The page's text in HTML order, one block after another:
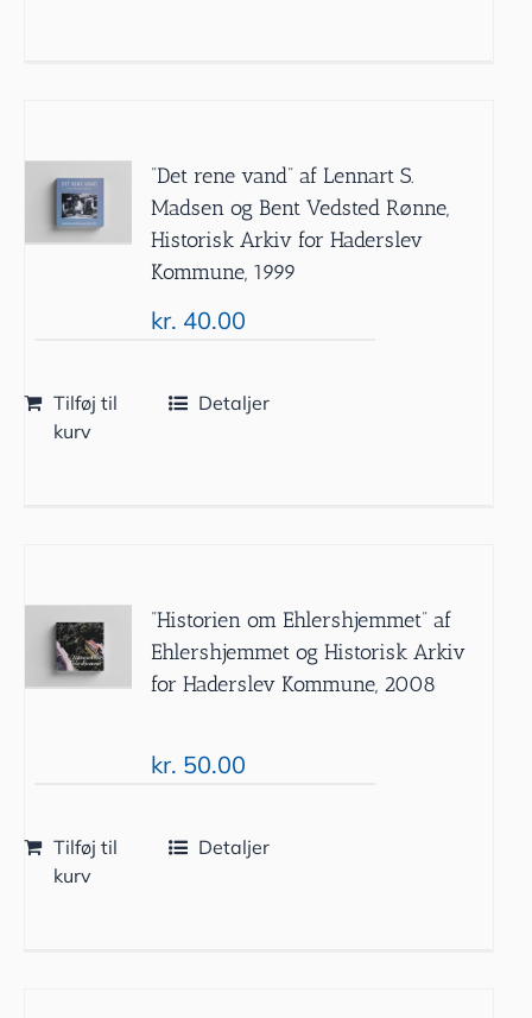
”Det rene vand” af Lennart S.
Madsen og Bent Vedsted Rønne,
Historisk Arkiv for Haderslev
Kommune, 1999
kr. 40.00
Tilføj til
kurv
Detaljer
”Historien om Ehlershjemmet” af
Ehlershjemmet og Historisk Arkiv
for Haderslev Kommune, 2008
kr. 50.00
Tilføj til
kurv
Detaljer